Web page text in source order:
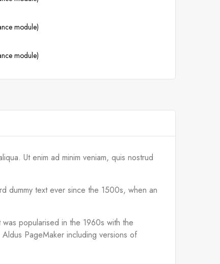
module)
module)
Ut enim ad minim veniam, quis nostrud
dummy text ever since the 1500s, when an
popularised in the 1960s with the
PageMaker including versions of